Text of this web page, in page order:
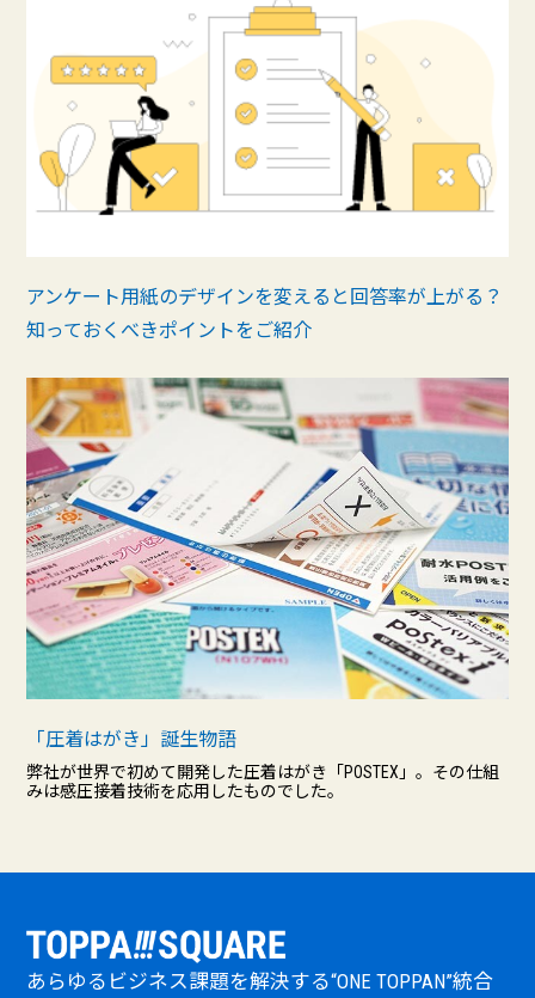
アンケート用紙のデザインを変えると回答率が上がる？
知っておくべきポイントをご紹介
「圧着はがき」誕生物語
弊社が世界で初めて開発した圧着はがき「POSTEX」。その仕組
みは感圧接着技術を応用したものでした。
あらゆるビジネス課題を解決する“ONE TOPPAN”統合